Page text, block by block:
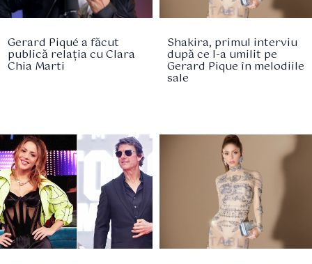
Gerard Piqué a făcut
publică relația cu Clara
Chia Marti
Shakira, primul interviu
după ce l-a umilit pe
Gerard Pique în melodiile
sale